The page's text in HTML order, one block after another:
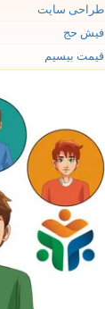
طراحی سایت
فیش حج
قیمت بیسیم